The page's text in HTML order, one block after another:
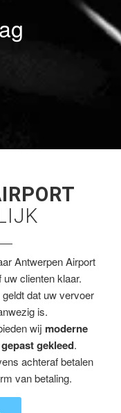
Antwerpen Airport
clienten klaar.
geldt dat uw vervoer
is.
wij moderne
gekleed.
achteraf betalen
van betaling.